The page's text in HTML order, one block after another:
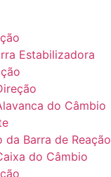
Estabilizadora
do Câmbio
da Barra de Reação
do Câmbio